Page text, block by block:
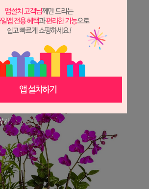
기